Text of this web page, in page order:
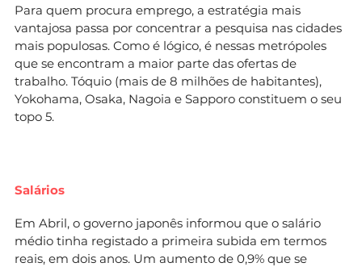
Para quem procura emprego, a estratégia mais
vantajosa passa por concentrar a pesquisa nas cidades
mais populosas. Como é lógico, é nessas metrópoles
que se encontram a maior parte das ofertas de
trabalho. Tóquio (mais de 8 milhões de habitantes),
Yokohama, Osaka, Nagoia e Sapporo constituem o seu
topo 5.
Salários
Em Abril, o governo japonês informou que o salário
médio tinha registado a primeira subida em termos
reais, em dois anos. Um aumento de 0,9% que se